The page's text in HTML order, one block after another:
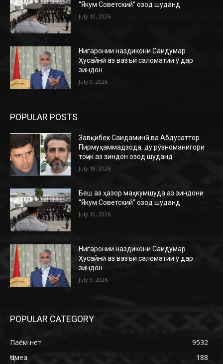
“Якум Советский” озод шуданд
July 10, 2026
Нигаронии наздикони Саидумар
Ҳусайнӣ аз вазъи саломатии ӯ дар
зиндон
July 9, 2026
POPULAR POSTS
Завқибек Саидаминӣ ва Абдусаттор
Пирмуҳаммадзода, ду рӯзноманигори
тоҷик аз зиндон озод шуданд
July 18, 2026
Беш аз ҳазор маҳкумшуда аз зиндони
“Якум Советский” озод шуданд
July 10, 2026
Нигаронии наздикони Саидумар
Ҳусайнӣ аз вазъи саломатии ӯ дар
зиндон
July 9, 2026
POPULAR CATEGORY
Паём нет
9532
Ҷомеа
188